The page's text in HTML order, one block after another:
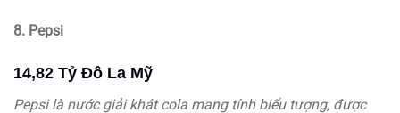
8. Pepsi
14,82 Tỷ Đô La Mỹ
Pepsi là nước giải khát cola mang tính biểu tượng, được